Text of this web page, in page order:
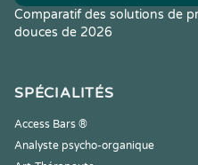
Comparatif des solutions de
douces de 2026
SPÉCIALITÉS
Access Bars ®
Analyste psycho-organique